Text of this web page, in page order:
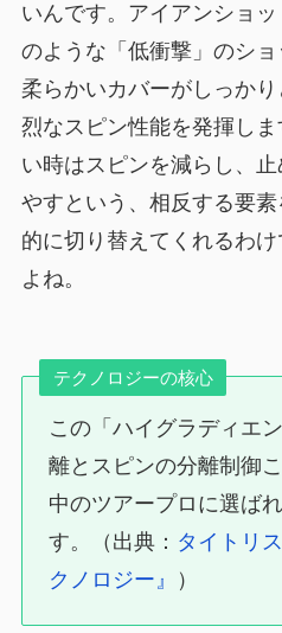
いんです。アイアンショ
のような「低衝撃」のシ
柔らかいカバーがしっか
烈なスピン性能を発揮し
い時はスピンを減らし、
やすという、相反する要
的に切り替えてくれるわ
よね。
テクノロジーの核心
この「ハイグラディエ
離とスピンの分離制御
中のツアープロに選ば
す。（出典： タイトリ
クノロジー』
）